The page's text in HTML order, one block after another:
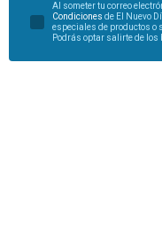
Al someter tu correo
Condiciones de El Nuevo
especiales de productos o
Podrás optar salirte de los